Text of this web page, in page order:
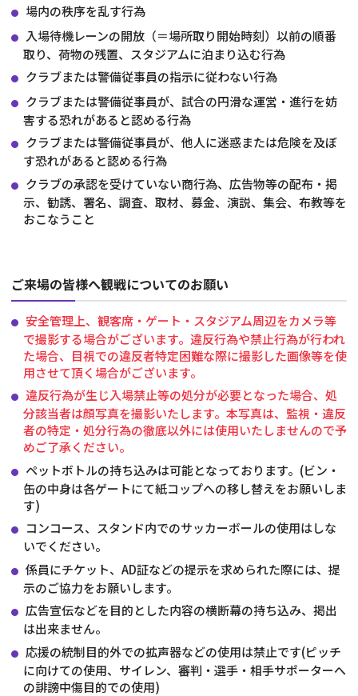
場内の秩序を乱す行為
入場待機レーンの開放（＝場所取り開始時刻）以前の順番
取り、荷物の残置、スタジアムに泊まり込む行為
クラブまたは警備従事員の指示に従わない行為
クラブまたは警備従事員が、試合の円滑な運営・進行を妨
害する恐れがあると認める行為
クラブまたは警備従事員が、他人に迷惑または危険を及ぼ
す恐れがあると認める行為
クラブの承認を受けていない商行為、広告物等の配布・掲
示、勧誘、署名、調査、取材、募金、演説、集会、布教等を
おこなうこと
ご来場の皆様へ観戦についてのお願い
安全管理上、観客席・ゲート・スタジアム周辺をカメラ等
で撮影する場合がございます。違反行為や禁止行為が行われ
た場合、目視での違反者特定困難な際に撮影した画像等を使
用させて頂く場合がございます。
違反行為が生じ入場禁止等の処分が必要となった場合、処
分該当者は顔写真を撮影いたします。本写真は、監視・違反
者の特定・処分行為の徹底以外には使用いたしませんので予
めご了承ください。
ペットボトルの持ち込みは可能となっております。(ビン・
缶の中身は各ゲートにて紙コップへの移し替えをお願いしま
す)
コンコース、スタンド内でのサッカーボールの使用はしな
いでください。
係員にチケット、AD証などの提示を求められた際には、提
示のご協力をお願いします。
広告宣伝などを目的とした内容の横断幕の持ち込み、掲出
は出来ません。
応援の統制目的外での拡声器などの使用は禁止です(ピッチ
に向けての使用、サイレン、審判・選手・相手サポーターへ
の誹謗中傷目的での使用)